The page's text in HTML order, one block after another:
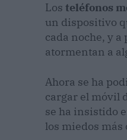
Los teléfonos
un dispositivo
cada noche, y
atormentan a
Ahora se ha
cargar el móvil
se ha insistido
los miedos más